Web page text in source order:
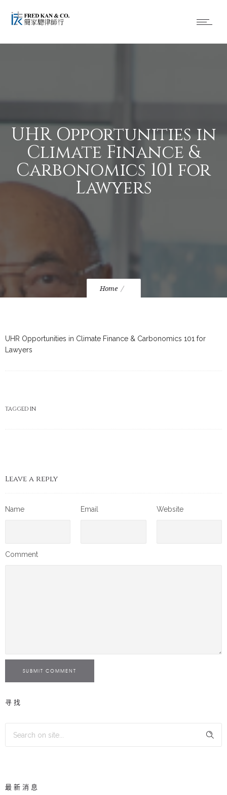
UHR Opportunities in
Climate Finance &
Carbonomics 101 for
Lawyers
Home
UHR Opportunities in Climate Finance & Carbonomics 101 for
Lawyers
TAGGED IN
Leave a reply
Name Email Website
Comment
SUBMIT COMMENT
寻找
最新消息